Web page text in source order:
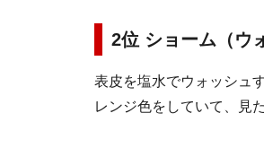
2位 ショーム（ウ
表皮を塩水でウォッシュ
レンジ色をしていて、見